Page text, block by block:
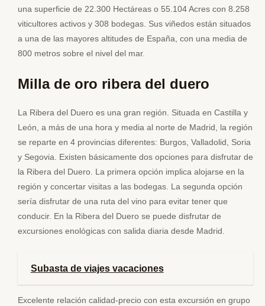
una superficie de 22.300 Hectáreas o 55.104 Acres con 8.258
viticultores activos y 308 bodegas. Sus viñedos están situados
a una de las mayores altitudes de España, con una media de
800 metros sobre el nivel del mar.
Milla de oro ribera del duero
La Ribera del Duero es una gran región. Situada en Castilla y
León, a más de una hora y media al norte de Madrid, la región
se reparte en 4 provincias diferentes: Burgos, Valladolid, Soria
y Segovia. Existen básicamente dos opciones para disfrutar de
la Ribera del Duero. La primera opción implica alojarse en la
región y concertar visitas a las bodegas. La segunda opción
sería disfrutar de una ruta del vino para evitar tener que
conducir. En la Ribera del Duero se puede disfrutar de
excursiones enológicas con salida diaria desde Madrid.
Subasta de viajes vacaciones
Excelente relación calidad-precio con esta excursión en grupo